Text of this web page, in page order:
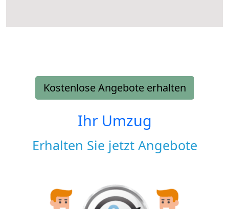
Kostenlose Angebote erhalten
Ihr Umzug
Erhalten Sie jetzt Angebote